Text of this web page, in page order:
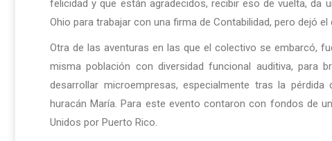
felicidad y que están agradecidos, recibir eso de vuelta, da
Ohio para trabajar con una firma de Contabilidad, pero dejó
Otra de las aventuras en las que el colectivo se embarcó,
misma población con diversidad funcional auditiva, para
desarrollar microempresas, especialmente tras la
huracán María. Para este evento contaron con fondos de
Unidos por Puerto Rico.